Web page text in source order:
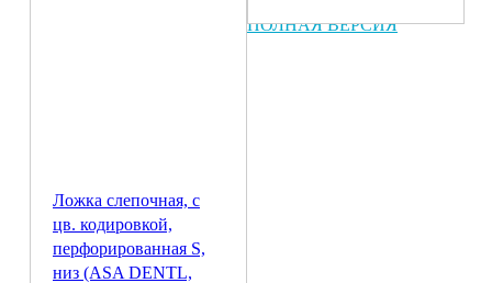
Ложка слепочная, с
цв. кодировкой,
перфорированная S,
низ (ASA DENTL,
ПОЛНАЯ ВЕРСИЯ